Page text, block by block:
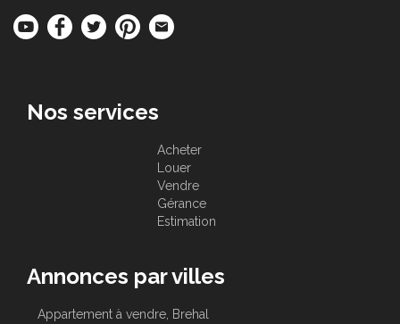
Nos services
Acheter
Louer
Vendre
Gérance
Estimation
Annonces par villes
Appartement à vendre, Brehal